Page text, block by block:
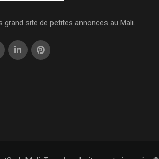
grand site de petites annonces au Mali.